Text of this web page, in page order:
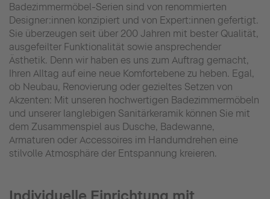
Badezimmermöbel-Serien sind von renommierten
Designer:innen konzipiert und von Expert:innen gefertigt.
Sie überzeugen seit über 200 Jahren mit bester Qualität,
ausgefeilter Funktionalität sowie ansprechender
Ästhetik. Denn wir haben es uns zum Auftrag gemacht,
Ihren Alltag auf eine neue Komfortebene zu heben. Egal,
ob Neubau, Renovierung oder gezieltes Setzen von
Akzenten: Mit unseren hochwertigen Badezimmermöbeln
und unserer langlebigen Sanitärkeramik können Sie mit
dem Zusammenspiel aus Dusche, Badewanne,
Armaturen oder Accessoires im Handumdrehen eine
stilvolle Atmosphäre der Entspannung kreieren.
Individuelle Einrichtung mit